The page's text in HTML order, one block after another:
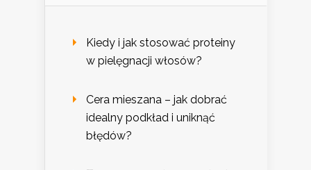
Kiedy i jak stosować proteiny
w pielęgnacji włosów?
Cera mieszana – jak dobrać
idealny podkład i uniknąć
błędów?